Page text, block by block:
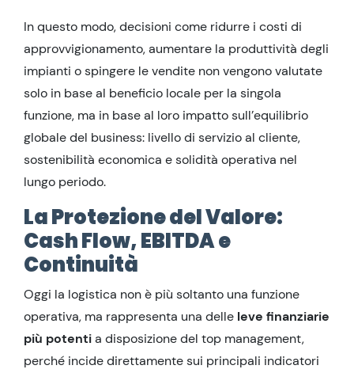
In questo modo, decisioni come ridurre i costi di
approvvigionamento, aumentare la produttività degli
impianti o spingere le vendite non vengono valutate
solo in base al beneficio locale per la singola
funzione, ma in base al loro impatto sull’equilibrio
globale del business: livello di servizio al cliente,
sostenibilità economica e solidità operativa nel
lungo periodo.
La Protezione del Valore:
Cash Flow, EBITDA e
Continuità
Oggi la logistica non è più soltanto una funzione
operativa, ma rappresenta una delle leve finanziarie
più potentia disposizione del top management,
perché incide direttamente sui principali indicatori